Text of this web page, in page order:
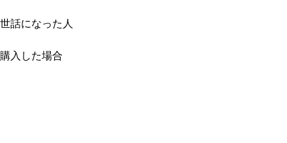
話になった人
入した場合